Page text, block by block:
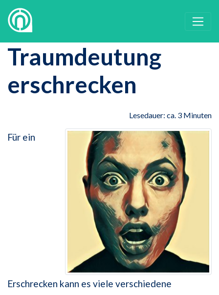
Traumdeutung
erschrecken
Lesedauer: ca. 3 Minuten
Für ein
Erschrecken kann es viele verschiedene